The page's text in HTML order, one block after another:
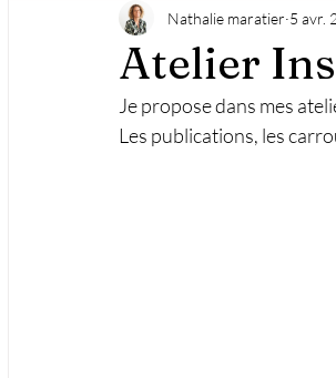
Atelier
Nathalie maratier 5 avr.
Je propose dans mes
Les publications, les